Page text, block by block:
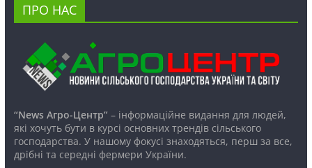
ПРО НАС
“News Агро-Центр”– інформаційне видання для людей,
які хочуть бути в курсі основних трендів сільського
господарства. У нашому фокусі знаходяться, перш за все,
дрібні та середні фермери України.